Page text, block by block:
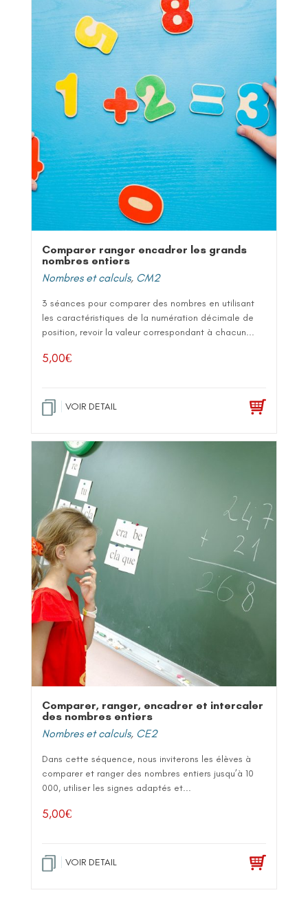
Comparer ranger encadrer les grands
nombres entiers
Nombres et calculs, CM2
3 séances pour comparer des nombres en utilisant
les caractéristiques de la numération décimale de
position, revoir la valeur correspondant à chacun...
5,00€
VOIR DETAIL
Comparer, ranger, encadrer et intercaler
des nombres entiers
Nombres et calculs, CE2
Dans cette séquence, nous inviterons les élèves à
comparer et ranger des nombres entiers jusqu’à 10
000, utiliser les signes adaptés et...
5,00€
VOIR DETAIL